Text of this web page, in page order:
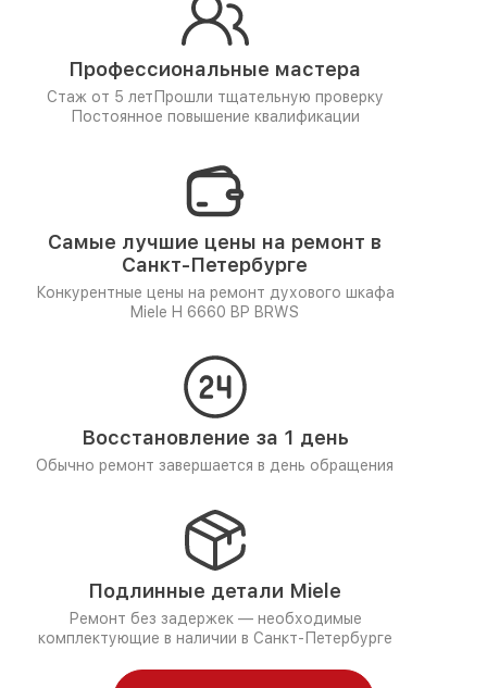
Профессиональные мастера
Стаж от 5 лет Прошли тщательную проверку
Постоянное повышение квалификации
Самые лучшие цены на ремонт в
Санкт-Петербурге
Конкурентные цены на ремонт духового шкафа
Miele H 6660 BP BRWS
Восстановление за 1 день
Обычно ремонт завершается в день обращения
Подлинные детали Miele
Ремонт без задержек — необходимые
комплектующие в наличии в Санкт-Петербурге